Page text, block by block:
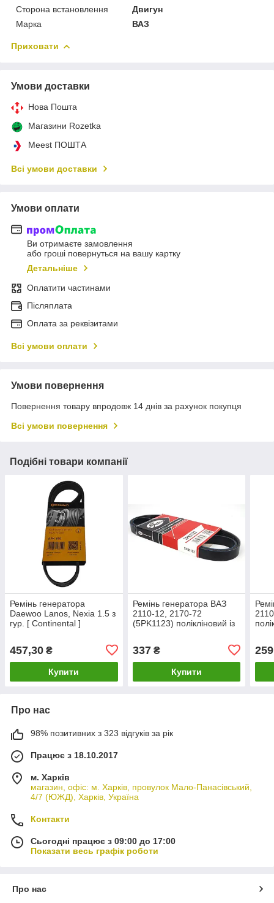
Сторона встановлення
Двигун
Марка
ВАЗ
Приховати
Умови доставки
Нова Пошта
Магазини Rozetka
Meest ПОШТА
Всі умови доставки
Умови оплати
Ви отримаєте замовлення
або гроші повернуться на вашу картку
Детальніше
Оплатити частинами
Післяплата
Оплата за реквізитами
Всі умови оплати
Умови повернення
Повернення товару впродовж 14 днів за рахунок покупця
Всі умови повернення
Подібні товари компанії
Ремінь генератора
Daewoo Lanos, Nexia 1.5 з
гур. [ Continental ]
457,30 ₴
Купити
Ремінь генератора ВАЗ
2110-12, 2170-72
(5PK1123) полікліновий із
337₴
Купити
259
Про нас
98% позитивних з 323 відгуків за рік
Працює з 18.10.2017
м. Харків
магазин, офіс: м. Харків, провулок Мало-Панасівський,
4/7 (ЮЖД), Харків, Україна
Контакти
Сьогодні працює з 09:00 до 17:00
Показати весь графік роботи
Про нас